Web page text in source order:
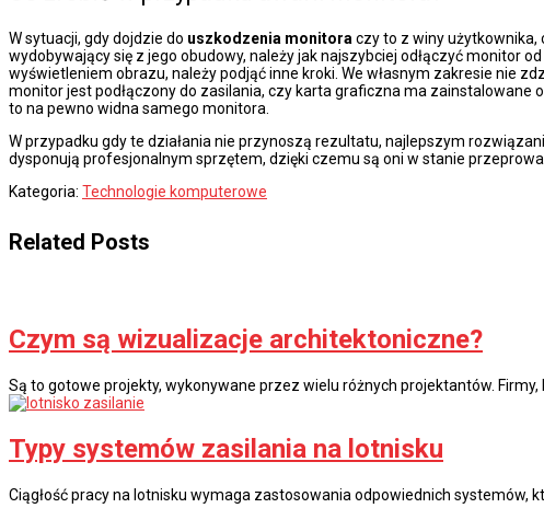
W sytuacji, gdy dojdzie do uszkodzenia monitora czy to z winy użytkownika,
wydobywający się z jego obudowy, należy jak najszybciej odłączyć monitor
wyświetleniem obrazu, należy podjąć inne kroki. We własnym zakresie nie
monitor jest podłączony do zasilania, czy karta graficzna ma
to na pewno widna samego monitora.
W przypadku gdy te działania nie przynoszą rezultatu, najlepszym
dysponują profesjonalnym sprzętem, dzięki czemu są oni w stanie
Kategoria: Technologie komputerowe
Related Posts
Czym są wizualizacje architektoniczne?
Są to gotowe projekty, wykonywane przez wielu różnych projektantów.
Typy systemów zasilania na lotnisku
Ciągłość pracy na lotnisku wymaga zastosowania odpowiednich systemów,